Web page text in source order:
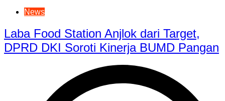
News
Laba Food Station Anjlok dari Target,
DPRD DKI Soroti Kinerja BUMD Pangan